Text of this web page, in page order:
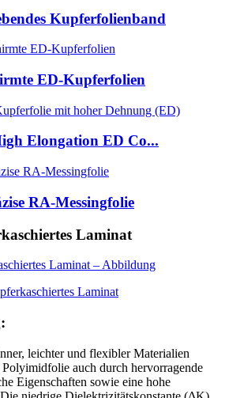
Kupferfolienband
ED-Kupferfolien
Elongation ED Co...
RA-Messingfolie
Laminat
leichter und flexibler Materialien
auch durch hervorragende
Eigenschaften sowie eine hohe